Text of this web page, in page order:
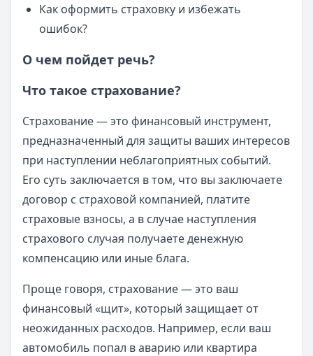
Как оформить страховку и избежать
ошибок?
О чем пойдет речь?
Что такое страхование?
Страхование — это финансовый инструмент,
предназначенный для защиты ваших интересов
при наступлении неблагоприятных событий.
Его суть заключается в том, что вы заключаете
договор с страховой компанией, платите
страховые взносы, а в случае наступления
страхового случая получаете денежную
компенсацию или иные блага.
Проще говоря, страхование — это ваш
финансовый «щит», который защищает от
неожиданных расходов. Например, если ваш
автомобиль попал в аварию или квартира